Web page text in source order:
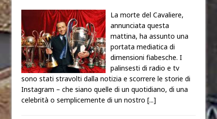
La morte del Cavaliere,
annunciata questa
mattina, ha assunto una
portata mediatica di
dimensioni fiabesche. I
palinsesti di radio e tv
sono stati stravolti dalla notizia e scorrere le storie di
Instagram – che siano quelle di un quotidiano, di una
celebrità o semplicemente di un nostro [...]